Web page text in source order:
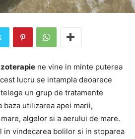
ne vine in minte puterea
lucru se intampla deoarece
un grup de tratamente
baza utilizarea apei marii,
algelor si a aerului de mare.
in vindecarea bolilor si in stoparea